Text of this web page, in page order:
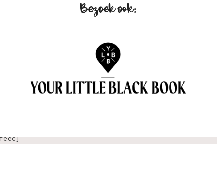
Bezoek ook:
feed]